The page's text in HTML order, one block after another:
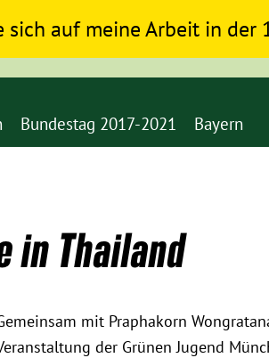
sich auf meine Arbeit in
Bundestag 2017-2021 Bayern
in Thailand
mit Praphakorn
der Grünen Jugend